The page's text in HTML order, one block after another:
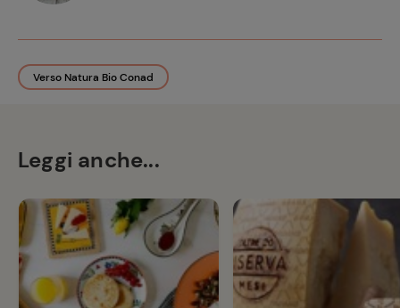
Verso Natura Bio Conad
Leggi anche...